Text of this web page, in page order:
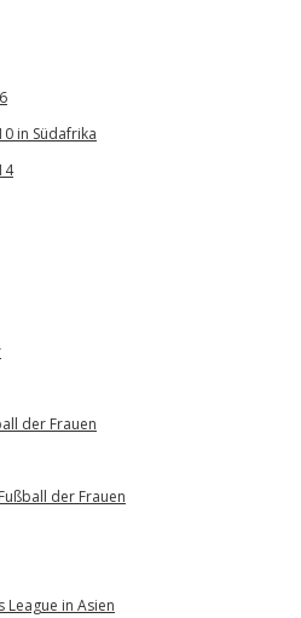
in Südafrika
der Frauen
der Frauen
League in Asien